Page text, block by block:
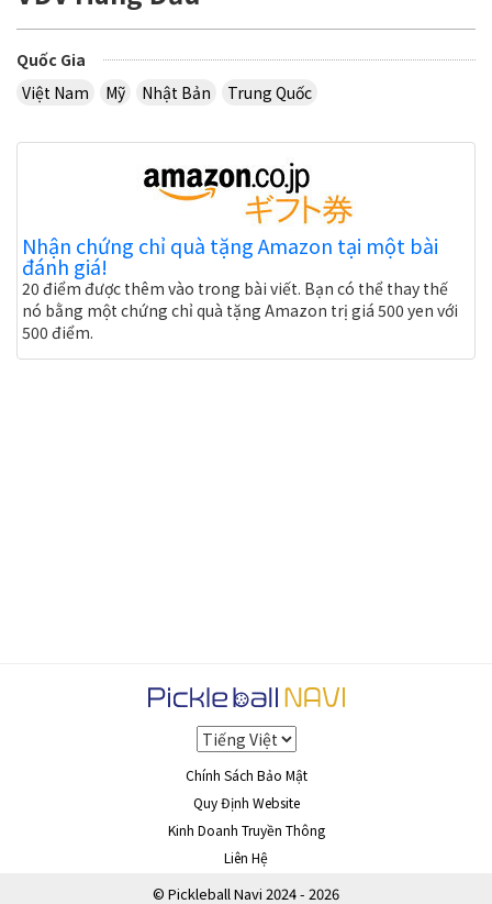
Quốc Gia
Việt Nam
Mỹ Nhật Bản Trung Quốc
Nhận chứng chỉ quà tặng Amazon tại một bài
đánh giá!
20 điểm được thêm vào trong bài viết. Bạn có thể thay thế
nó bằng một chứng chỉ quà tặng Amazon trị giá 500 yen với
500 điểm.
Chính Sách Bảo Mật
Quy Định Website
Kinh Doanh Truyền Thông
Liên Hệ
© Pickleball Navi 2024 - 2026